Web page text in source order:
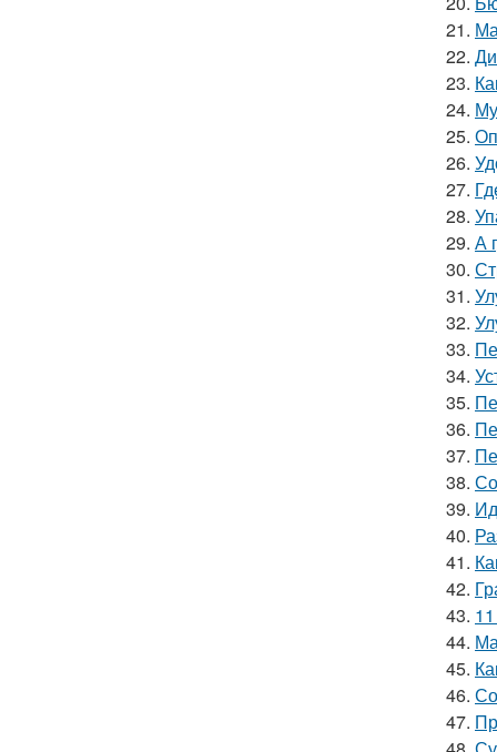
21.
22.
23.
24.
25.
26.
27.
28.
29. А
30.
31.
32.
33.
34.
35.
36.
37.
38.
39.
40.
41.
42.
43.
44.
45.
46.
47.